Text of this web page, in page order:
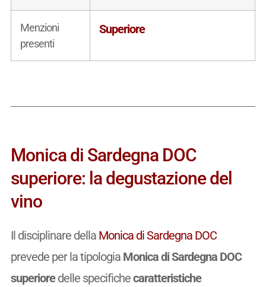
Menzioni
presenti
Superiore
Monica di Sardegna DOC
superiore: la degustazione del
vino
Il disciplinare della Monica di Sardegna DOC
prevede per la tipologia Monica di Sardegna DOC
superioredelle specifichecaratteristiche